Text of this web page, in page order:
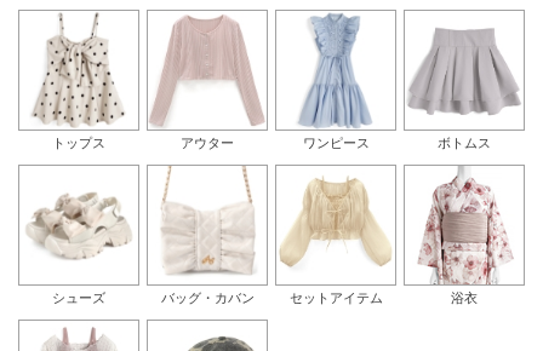
トップス アウター ワンピース ボトムス
シューズ バッグ・カバン セットアイテム 浴衣